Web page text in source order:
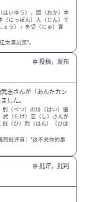
はいゆう）、岡（おか）本
（にっぽん）人（じん）で
ょう）」を受（じゅ）賞
女演员奖”。
中 投稿，发布
志さんが「あんたカン
した。
別（べつ）の俳（はい）優
武（たけ）志（し）さんが
批（ひ）判（はん）（ひは
批评道：“这不关你的事
中 批评，批判